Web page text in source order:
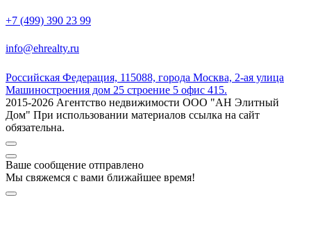
+7 (499) 390 23 99
info@ehrealty.ru
Российская Федерация, 115088, города Москва, 2-ая улица
Машиностроения дом 25 строение 5 офис 415.
2015-2026 Агентство недвижимости ООО "АН Элитный
Дом" При использовании материалов ссылка на сайт
обязательна.
Ваше сообщение отправлено
Мы свяжемся с вами ближайшее время!